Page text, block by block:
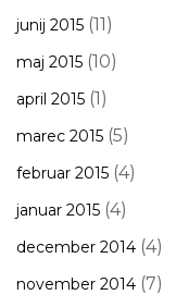
junij 2015 (11)
maj 2015 (10)
april 2015 (1)
marec 2015 (5)
februar 2015 (4)
januar 2015 (4)
december 2014 (4)
november 2014 (7)